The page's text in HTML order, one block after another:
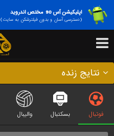
اپلیکیشن آس 90 مختص اندروید
(دسترسی آسان و بدون فیلترشکن به سایت)
نتایج زنده
فوتبال بسکتبال والیبال